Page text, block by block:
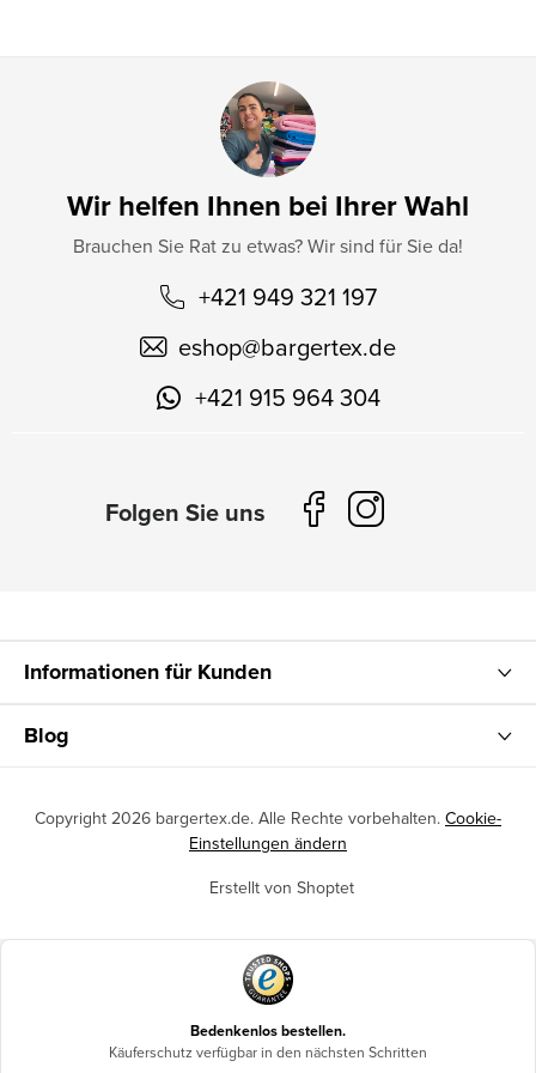
Wir helfen Ihnen bei Ihrer Wahl
Brauchen Sie Rat zu etwas? Wir sind für Sie da!
+421 949 321 197
eshop@bargertex.de
+421 915 964 304
Informationen für Kunden
Blog
Erstellt von Shoptet
Copyright 2026 bargertex.de. Alle Rechte vorbehalten. Cookie-
Einstellungen ändern